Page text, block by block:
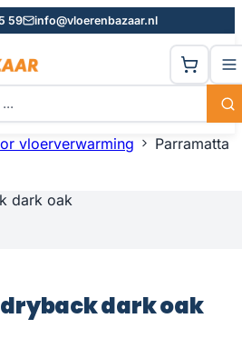
59 info@vloerenbazaar.nl
vloerverwarming
Parramatta
dark oak